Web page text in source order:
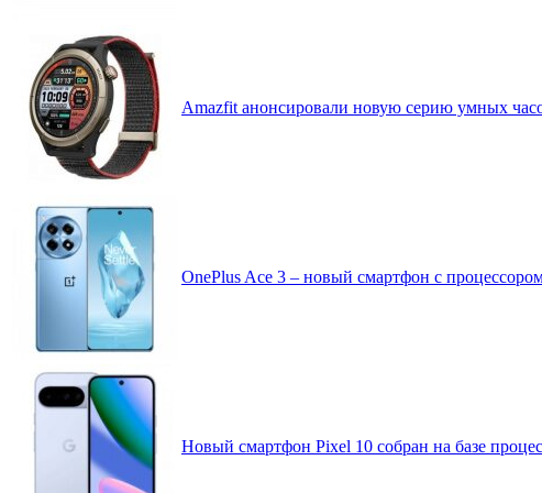
Amazfit анонсировали новую серию умных
OnePlus Ace 3 – новый смартфон с
Новый смартфон Pixel 10 собран на базе